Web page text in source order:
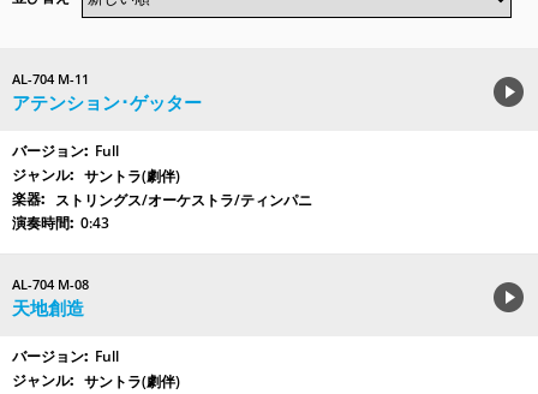
AL-704 M-11
アテンション･ゲッター
Full
サントラ(劇伴)
ストリングス/オーケストラ/ティンパニ
0:43
AL-704 M-08
天地創造
Full
サントラ(劇伴)